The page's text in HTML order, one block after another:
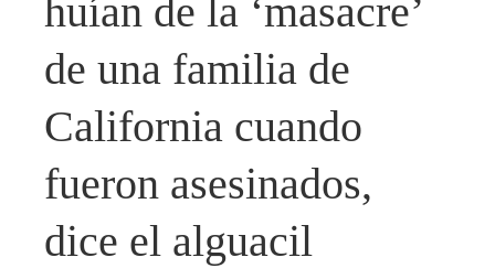
huían de la ‘masacre’
de una familia de
California cuando
fueron asesinados,
dice el alguacil